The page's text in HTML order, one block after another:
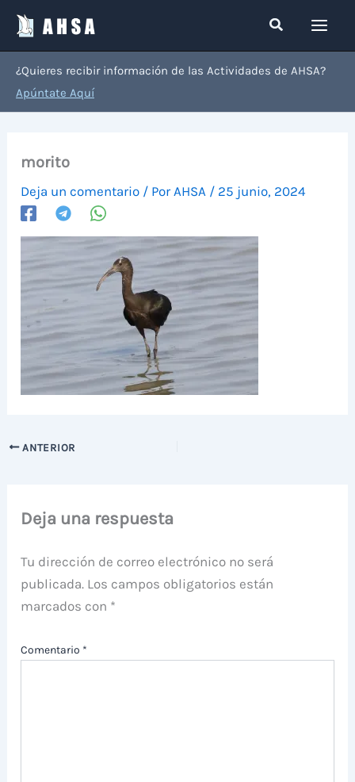
contenido
Buscar
¿Quieres recibir información de las Actividades de AHSA?
Apúntate Aquí
morito
Deja un comentario / Por AHSA / 25 junio, 2024
ANTERIOR
Deja una respuesta
Tu dirección de correo electrónico no será
publicada. Los campos obligatorios están
marcados con *
Comentario *